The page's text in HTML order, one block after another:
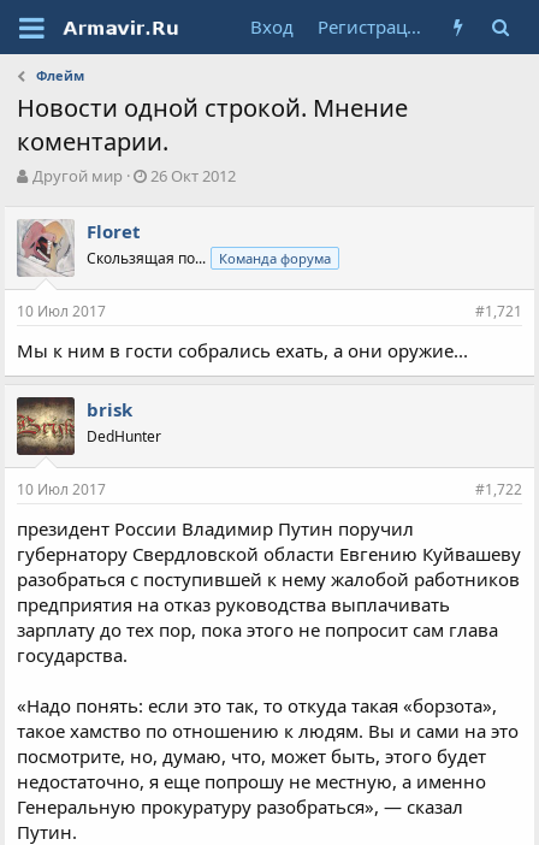
Вход Регистрация
Флейм
Новости одной строкой. Мнение
коментарии.
А
т
о
р
т
е
ы
Другой мир
Д
н
л
26 Окт 2012
Floret
Скользящая по... Команда форума
10 Июл 2017 #1,721
Мы к ним в гости собрались ехать, а они оружие...
brisk
DedHunter
10 Июл 2017 #1,722
президент России Владимир Путин поручил
губернатору Свердловской области Евгению Куйвашеву
разобраться с поступившей к нему жалобой работников
предприятия на отказ руководства выплачивать
зарплату до тех пор, пока этого не попросит сам глава
государства.
«Надо понять: если это так, то откуда такая «борзота»,
такое хамство по отношению к людям. Вы и сами на это
посмотрите, но, думаю, что, может быть, этого будет
недостаточно, я еще попрошу не местную, а именно
Генеральную прокуратуру разобраться», — сказал
Путин.